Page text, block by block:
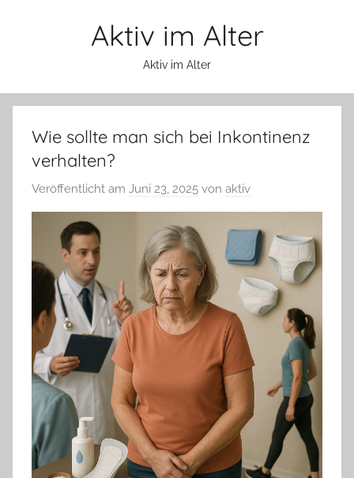
Aktiv im Alter
Aktiv im Alter
Wie sollte man sich bei Inkontinenz
verhalten?
Veröffentlicht am Juni 23, 2025 von aktiv